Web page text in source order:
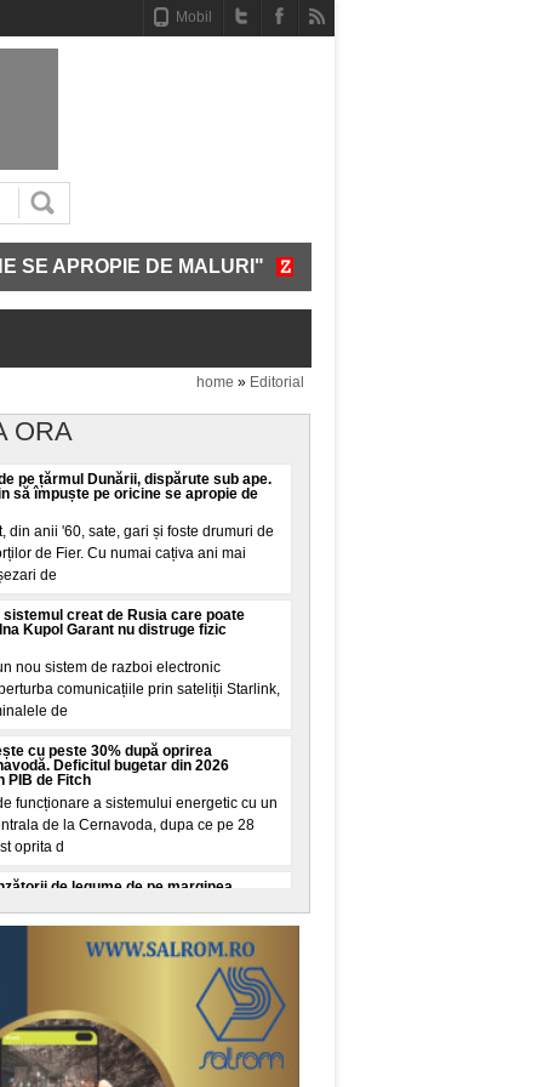
Mobil
DE MALURI" CUM FUNCȚIONEAZĂ SISTEMUL
home » Editorial
ORA
pe țărmul Dunării, dispărute sub ape.
să împuște pe oricine se apropie de
din anii '60, sate, gari și foste drumuri de
de Fier. Cu numai cațiva ani mai
de
creat de Rusia care poate
Kupol Garant nu distruge fizic
nou sistem de razboi electronic
comunicațiile prin sateliții Starlink,
de
cu peste 30% după oprirea
Deficitul bugetar din 2026
PIB de Fitch
funcționare a sistemului energetic cu un
de la Cernavoda, dupa ce pe 28
oprita d
de legume de pe marginea
rutiere"
sancțiuni comercianților de legume-
au vandut ilicit produse tradiționale sau
patru bărbați cu o foarfecă în
Martor: „O cunosc de la centru"
reținuta dupa atacul comis miercuri, 5
una dintre cele mai aglomerate